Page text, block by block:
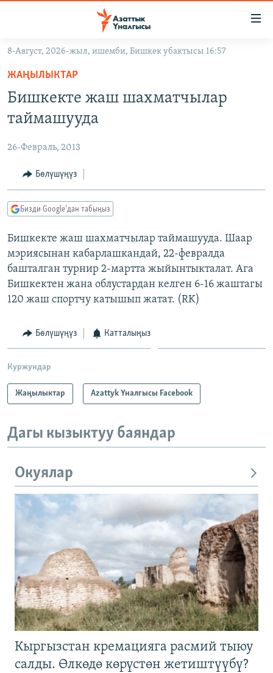
Навигацияга
өтүңүз
Издөөгө
салыңыз
ЭКОНОМИКА
МАДАНИЯТ
БОРБОР АЗИЯ
АТАЙЫН ИЛИКТӨӨ
ТВ ПРОГРАММАЛАР
ЭКСПЕРТТЕР ТАЛДАЙТ
БИЗ ЖАНА ДҮЙНӨ
ДАНИСТЕ
ЭЖЕ-СИҢДИЛЕР
ЫҢГАЙСЫЗ СУРООЛОР
ӨЗГӨЧӨ ПИКИР
Русский
ОНЛАЙН ШЕРИНЕ
ЭЕ/АРнун бардык сайттары
8-Август, 2026-жыл, ишемби, Бишкек убактысы 16:57
ЖАҢЫЛЫКТАР
Бишкекте жаш шахматчылар
таймашууда
26-Февраль, 2013
Бөлүшүңүз
Бизди Google'дан табыңыз
Бишкекте жаш шахматчылар таймашууда. Шаар
мэриясынан кабарлашкандай, 22-февралда
башталган турнир 2-мартта жыйынтыкталат. Ага
Бишкектен жана облустардан келген 6-16 жаштагы
120 жаш спортчу катышып жатат. (RK)
Бөлүшүңүз Катталыңыз
Куржундар
Жаңылыктар Azattyk Үналгысы Facebook
Дагы кызыктуу баяндар
Окуялар
Кыргызстан кремацияга расмий тыюу
салды. Өлкөдө көрүстөн жетиштүүбү?